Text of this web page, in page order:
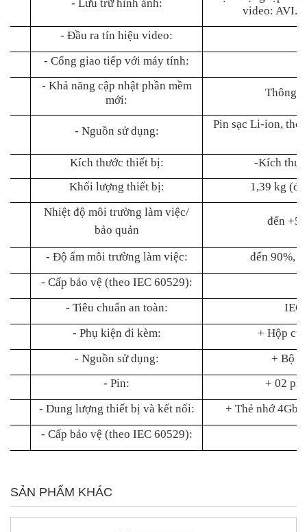
- Lưu trữ hình ảnh:
video: AVI.
- Đầu ra tín hiệu video:
- Cổng giao tiếp với máy tính:
- Khả năng cập nhật phần mềm
mới:
Thông
- Nguồn sử dụng:
Pin sạc Li-ion,
Kích thước thiết bị:
-Kích
Khối lượng thiết bị:
1,39 kg
Nhiệt độ môi trường làm việc/
bảo quản
đến +55
- Độ ẩm môi trường làm việc:
đến 90%,
- Cấp bảo vệ (theo IEC 60529):
- Tiêu chuẩn an toàn:
- Phụ kiện đi kèm:
+ Hộp
- Nguồn sử dụng:
+ Bộ
- Pin:
+ 02
- Dung lượng thiết bị và kết nối:
+ Thẻ nhớ 4Gb,
- Cấp bảo vệ (theo IEC 60529):
SẢN PHẨM KHÁC